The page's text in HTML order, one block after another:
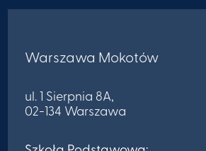
Warszawa Mokotów
ul. 1 Sierpnia 8A,
02-134 Warszawa